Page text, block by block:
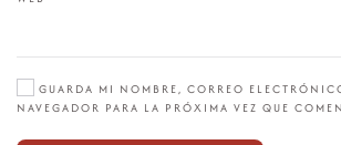
GUARDA MI NOMBRE, CORREO
NAVEGADOR PARA LA PRÓXIMA VEZ QUE